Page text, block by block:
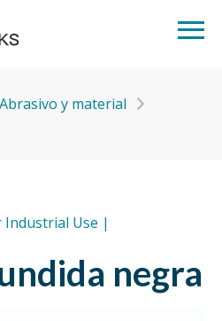
Abrasivo y material
Use |
negra